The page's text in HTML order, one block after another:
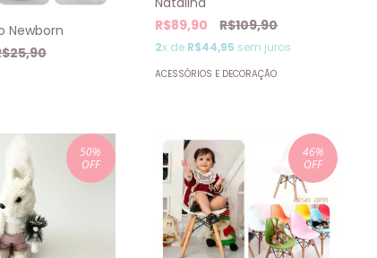
Newborn
R$89,90
R$109,90
2x de R$44,95 sem juros
ACESSÓRIOS E DECORAÇÃO
50%
OFF
46%
OFF